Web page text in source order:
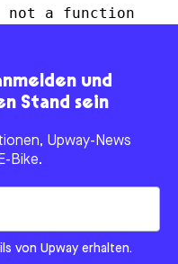
not a function
und
Stand sein
Upway-News
Bike.
von Upway erhalten.